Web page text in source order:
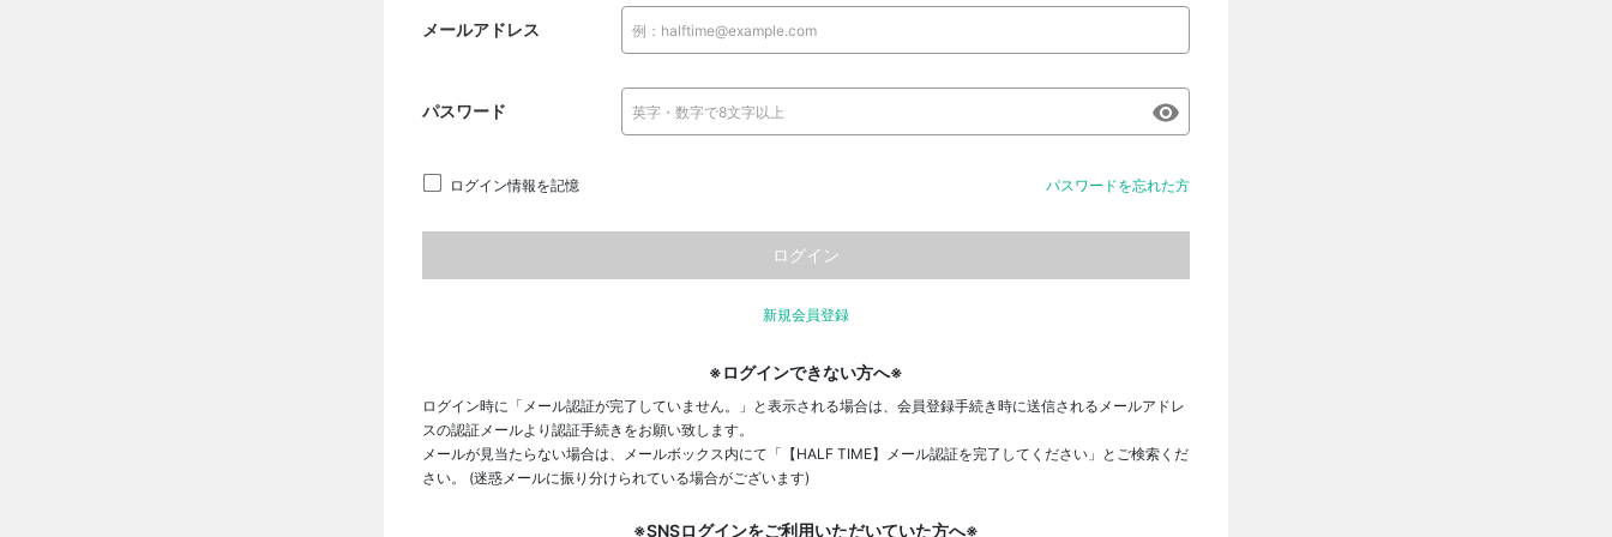
メールアドレス
パスワード
ログイン情報を記憶 パスワードを忘れた方
新規会員登録
※ログインできない方へ※
ログイン時に「メール認証が完了していません。」と表示される場合は、会員登録手続き時に送信されるメールアドレ
スの認証メールより認証手続きをお願い致します。
メールが見当たらない場合は、メールボックス内にて「【HALF TIME】メール認証を完了してください」とご検索くだ
さい。 (迷惑メールに振り分けられている場合がございます)
※SNSログインをご利用いただいていた方へ※